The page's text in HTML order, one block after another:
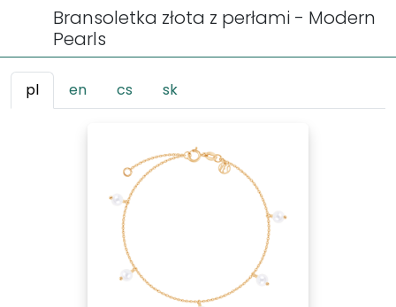
Bransoletka złota z perłami - Modern
Pearls
pl en cs sk